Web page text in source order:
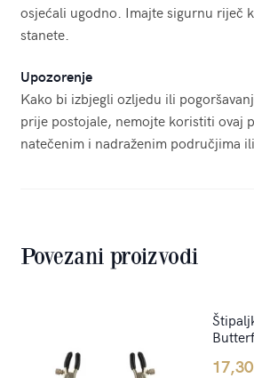
osjećali ugodno. Imajte sigurnu riječ
stanete.
Upozorenje
Kako bi izbjegli ozljedu ili
prije postojale, nemojte koristiti ovaj
natečenim i nadraženim područjima
Povezani proizvodi
17,30